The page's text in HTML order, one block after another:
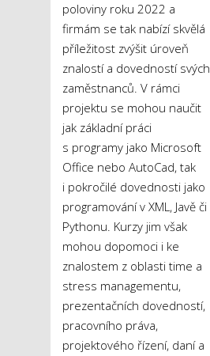
poloviny roku 2022 a
firmám se tak nabízí skvělá
příležitost zvýšit úroveň
znalostí a dovedností svých
zaměstnanců. V rámci
projektu se mohou naučit
jak základní práci
s programy jako Microsoft
Office nebo AutoCad, tak
i pokročilé dovednosti jako
programování v XML, Javě či
Pythonu. Kurzy jim však
mohou dopomoci i ke
znalostem z oblasti time a
stress managementu,
prezentačních dovedností,
pracovního práva,
projektového řízení, daní a